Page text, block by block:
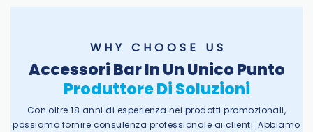
W H Y C H O O S E U S
Accessori Bar In Un Unico Punto
Produttore Di Soluzioni
Con oltre 18 anni di esperienza nei prodotti promozionali,
possiamo fornire consulenza professionale ai clienti. Abbiamo